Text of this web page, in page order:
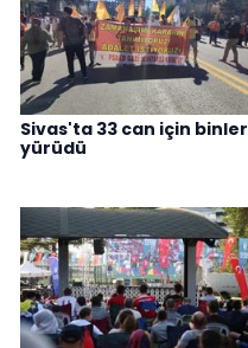
Sivas'ta 33 can için binler
yürüdü